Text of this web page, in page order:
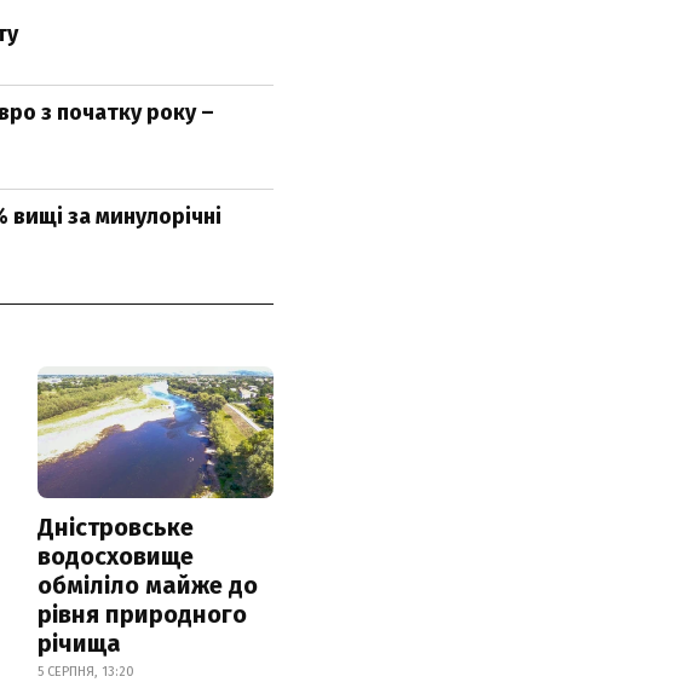
з початку року –
за минулорічні
Дністровське
водосховище
обміліло майже до
рівня природного
річища
5 СЕРПНЯ, 13:20